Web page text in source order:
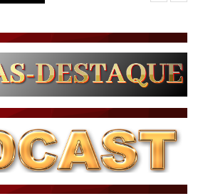
BRASIL DE FATO - ÚLTIMAS NOTÍCIAS